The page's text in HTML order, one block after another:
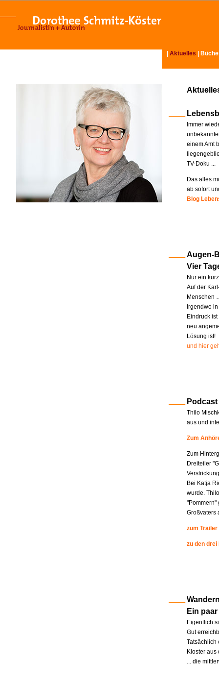
Aktuelles
Immer
einem Amt
TV-Doku ...
Das alles
ab sofort
Blog
Augen-
Vier
Nur ein
Auf der
Menschen
Irgendwo
Eindruck
neu
Lösung ist!
und hier
Podcast
Thilo
aus und
Zum
Zum
Dreiteiler
Bei Katja
wurde.
"Pommern"
Großvaters
zum Trailer
zu den
Ein
Eigentlich
Gut
Tatsächlich
Kloster
... die